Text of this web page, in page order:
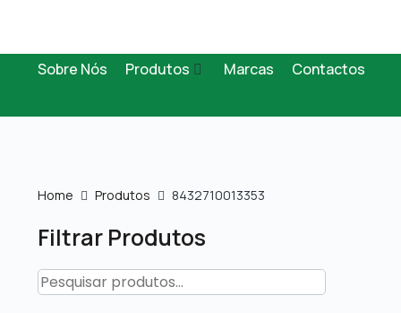
Sobre Nós Produtos Marcas Contactos
Home Produtos 8432710013353
Filtrar Produtos